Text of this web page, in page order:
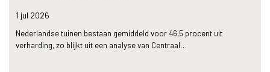
1 jul 2026
Nederlandse tuinen bestaan gemiddeld voor 46,5 procent uit
verharding, zo blijkt uit een analyse van Centraal…